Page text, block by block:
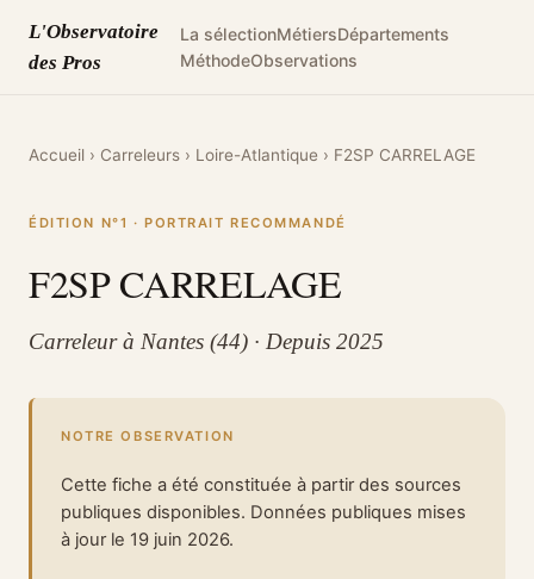
L'Observatoire
des Pros
La sélectionMétiersDépartements
MéthodeObservations
Accueil › Carreleurs › Loire-Atlantique › F2SP CARRELAGE
ÉDITION N°1 · PORTRAIT RECOMMANDÉ
F2SP CARRELAGE
Carreleur à Nantes (44) · Depuis 2025
NOTRE OBSERVATION
Cette fiche a été constituée à partir des sources
publiques disponibles. Données publiques mises
à jour le 19 juin 2026.